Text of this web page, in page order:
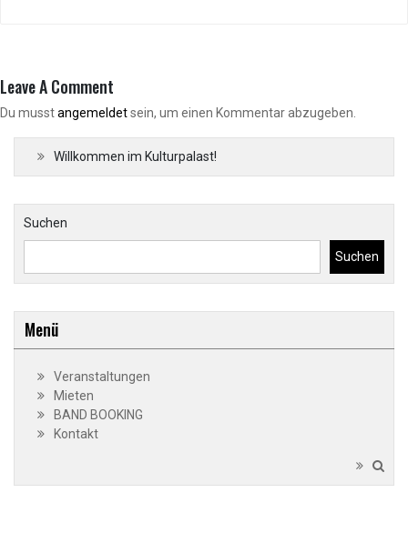
Leave A Comment
Du musstangemeldetsein, um einen Kommentar abzugeben.
Willkommen im Kulturpalast!
Suchen
Suchen
Menü
Veranstaltungen
Mieten
BAND BOOKING
Kontakt